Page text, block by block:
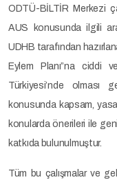
ODTÜ-BİLTİR Merkezi
AUS konusunda ilgili
UDHB tarafından
Eylem Planı”na ciddi
Türkiyesi’nde olması
konusunda kapsam,
konularda önerileri ile
katkıda bulunulmuştur.
Tüm bu çalışmalar ve